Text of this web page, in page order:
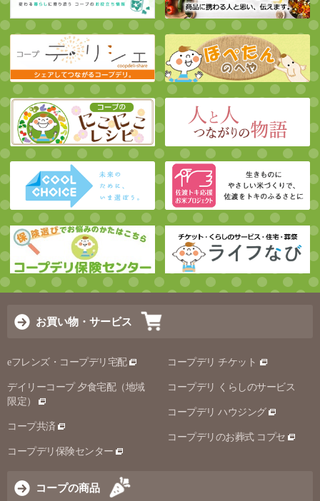
お買い物・サービス
eフレンズ・コープデリ宅配
デイリーコープ 夕食宅配（地域
限定）
コープ共済
コープデリ保険センター
コープデリ チケット
コープデリ くらしのサービス
コープデリ ハウジング
コープデリのお葬式 コプセ
コープの商品